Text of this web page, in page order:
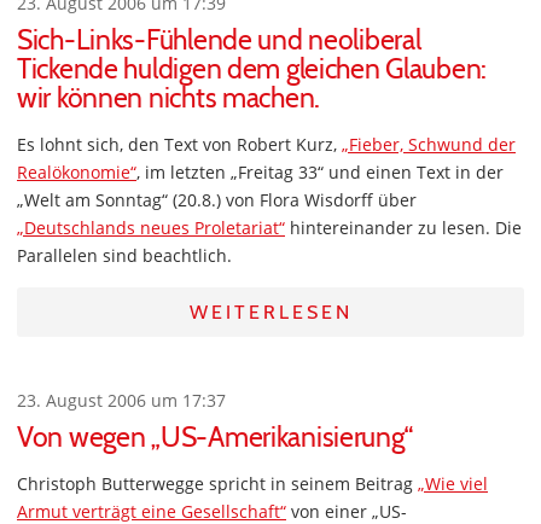
Sich-Links-Fühlende und neoliberal
Tickende huldigen dem gleichen Glauben:
wir können nichts machen.
Es lohnt sich, den Text von Robert Kurz, „Fieber, Schwund der
Realökonomie“, im letzten „Freitag 33“ und einen Text in der
„Welt am Sonntag“ (20.8.) von Flora Wisdorff über
„Deutschlands neues Proletariat“ hintereinander zu lesen. Die
Parallelen sind beachtlich.
WEITERLESEN
23. August 2006 um 17:37
Von wegen „US-Amerikanisierung“
Christoph Butterwegge spricht in seinem Beitrag „Wie viel
Armut verträgt eine Gesellschaft“ von einer „US-